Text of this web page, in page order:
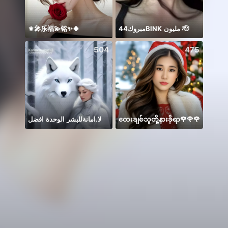
⚜️🎤乐福💫铭✨🍀 مبروك44BlNK مليون 🫡
504
لا.امانةللبشر الوحدة افضل
475
တေးချစ်သူတို့နားခိုရာ🌹🌹🌹